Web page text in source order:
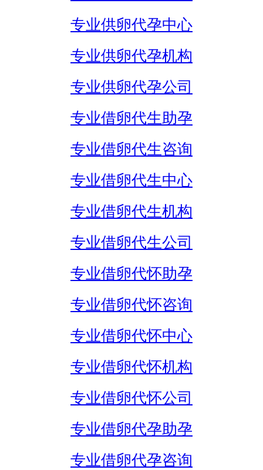
专业供卵代孕中心
专业供卵代孕机构
专业供卵代孕公司
专业借卵代生助孕
专业借卵代生咨询
专业借卵代生中心
专业借卵代生机构
专业借卵代生公司
专业借卵代怀助孕
专业借卵代怀咨询
专业借卵代怀中心
专业借卵代怀机构
专业借卵代怀公司
专业借卵代孕助孕
专业借卵代孕咨询